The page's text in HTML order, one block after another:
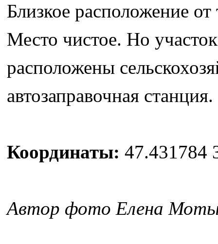
Близкое расположение
Место чистое. Но
расположены
автозаправочная станция.
Координаты: 47.431784
Автор фото Елена